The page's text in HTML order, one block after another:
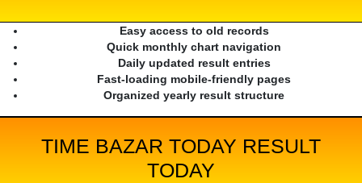
Easy access to old records
Quick monthly chart navigation
Daily updated result entries
Fast-loading mobile-friendly pages
Organized yearly result structure
TIME BAZAR TODAY RESULT
TODAY